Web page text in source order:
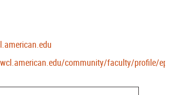
community/faculty/profile/